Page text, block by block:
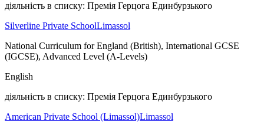
діяльність в списку: Премія Герцога Единбурзького
Silverline Private SchoolLimassol
National Curriculum for England (British), International GCSE
(IGCSE), Advanced Level (A-Levels)
English
діяльність в списку: Премія Герцога Единбурзького
American Private School (Limassol)Limassol